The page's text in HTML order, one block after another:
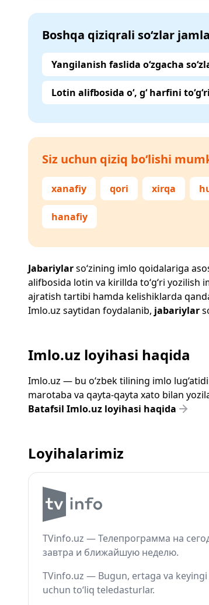
Boshqa qiziqrali so‘zlar
Yangilanish faslida o‘zgacha
Lotin alifbosida o‘, g‘ harfini
Siz uchun qiziq bo‘lishi
xanafiy qori xirqa
hanafiy
Jabariylarso‘zining imlo qoidalariga
alifbosida lotin va kirillda to‘g‘ri yozilish
ajratish tartibi hamda kelishiklarda
Imlo.uz saytidan foydalanib, jabariylar
Imlo.uz loyihasi haqida
Imlo.uz — bu o‘zbek tilining imlo
marotaba va qayta-qayta xato bilan
Batafsil Imlo.uz loyihasi haqida
Loyihalarimiz
TVinfo.uz — Телепрограмма на
завтра и ближайшую неделю.
TVinfo.uz — Bugun, ertaga va
uchun to‘liq teledasturlar.